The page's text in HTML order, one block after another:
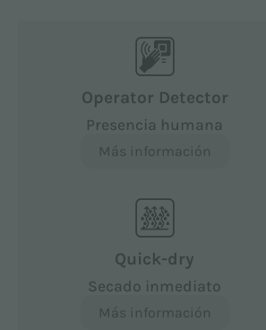
Operator Detector
Presencia humana
Más información
Quick-dry
Secado inmediato
Más información